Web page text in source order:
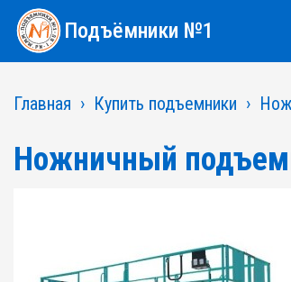
Подъёмники №1
Главная Купить подъемники
Ножничный